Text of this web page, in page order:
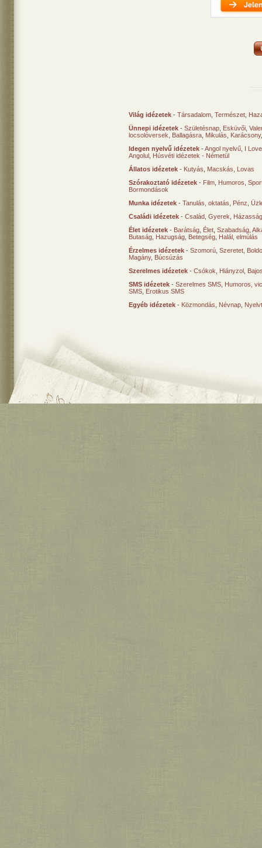
Világ idézetek - Társadalom Természet
Ünnepi idézetek - Születésnap Esküvői
locsolóversek
Ballagásra Mikulás Karácsony
Idegen nyelvű idézetek -Angol nyelvű I
Angolul Húsvéti idézetek - Németül
Állatos idézetek - Kutyás Macskás
Lovas
Szórakoztató idézetek - Film Humoros
Bormondások
Munka idézetek - Tanulás, oktatás Pénz
Családi idézetek - Család Gyerek
Élet idézetek - Barátság Élet Szabadság
Butaság Hazugság Betegség Halál, elmúlás
Érzelmes idézetek - Szomorú Szeretet
Magány, Búcsúzás
Szerelmes idézetek - Csókok Hiányzol
SMS idézetek - Szerelmes SMS Humoros,
SMS Erotikus SMS
Egyéb idézetek - Közmondás Névnap